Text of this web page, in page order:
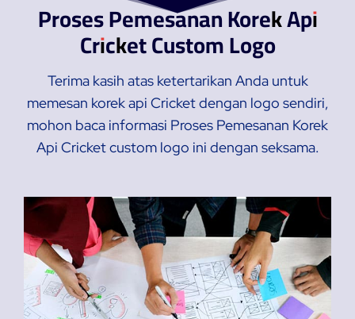
Proses Pemesanan Korek Api
Cricket Custom Logo
Terima kasih atas ketertarikan Anda untuk
memesan korek api Cricket dengan logo sendiri,
mohon baca informasi Proses Pemesanan Korek
Api Cricket custom logo ini dengan seksama.